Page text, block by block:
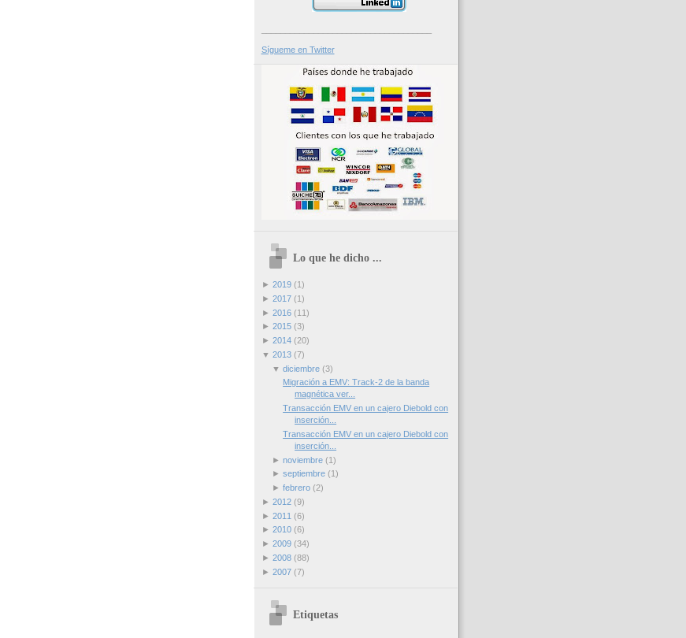
Sígueme en Twitter
Lo que he dicho ...
► 2019 (1)
► 2017 (1)
► 2016 (11)
► 2015 (3)
► 2014 (20)
▼ 2013 (7)
▼ diciembre (3)
Migración a EMV: Track-2 de la banda
magnética ver...
Transacción EMV en un cajero Diebold con
inserción...
Transacción EMV en un cajero Diebold con
inserción...
► noviembre (1)
► septiembre (1)
► febrero (2)
► 2012 (9)
► 2011 (6)
► 2010 (6)
► 2009 (34)
► 2008 (88)
► 2007 (7)
Etiquetas